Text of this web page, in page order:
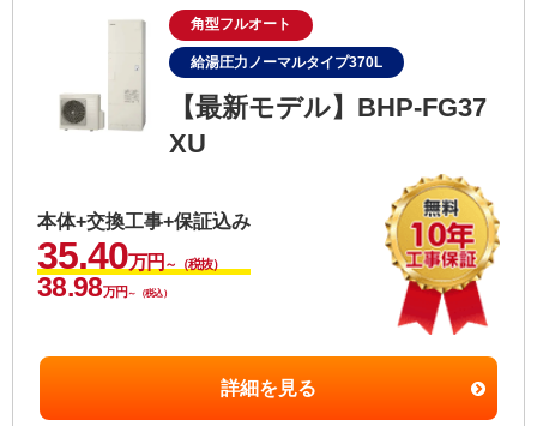
角型フルオート
給湯圧力ノーマルタイプ370L
【最新モデル】BHP-FG37
XU
本体+交換工事+保証込み
35.40万円 ～（税抜）
38.98万円 ～（税込）
詳細を見る